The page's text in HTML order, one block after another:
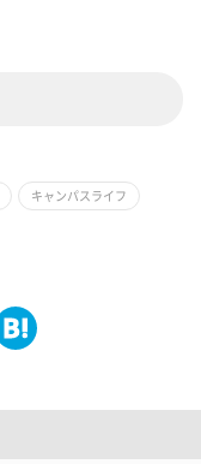
キャンパスライフ